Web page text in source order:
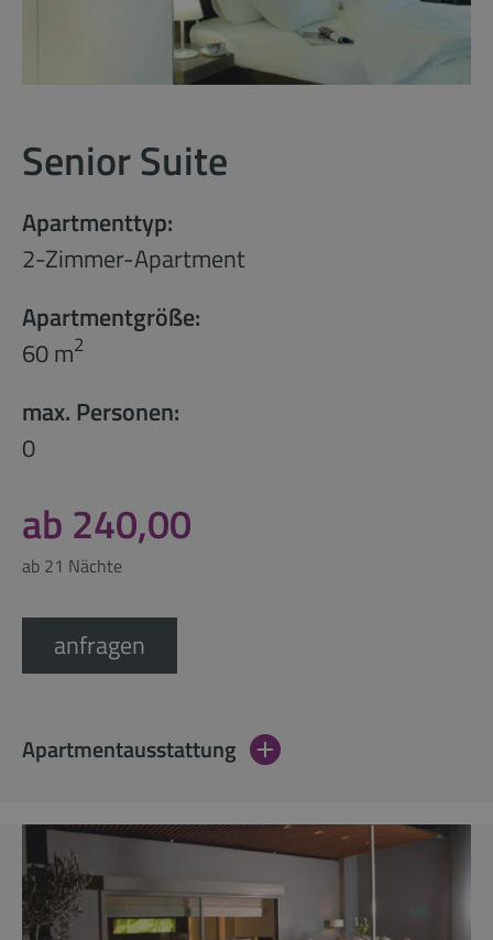
Senior Suite
Apartmenttyp:
2-Zimmer-Apartment
Apartmentgröße:
60 m2
max. Personen:
0
ab 240,00
ab 21 Nächte
anfragen
Apartmentausstattung